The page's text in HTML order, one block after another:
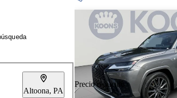
Altoona, PA
Precio reducido